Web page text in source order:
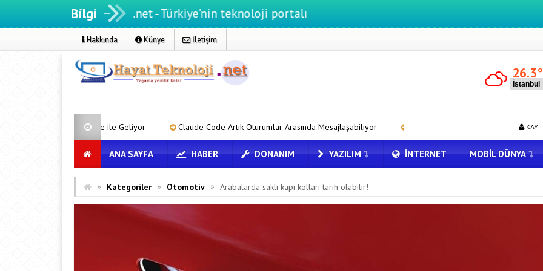
Bilgi- Türkiye'nin teknoloji portalı
Hakkında Künye İletişim
26.3
Claude Code Artık Oturumlar Arasında Mesajlaşabiliyor Google Pixel 11 Pro XL Türkiye’de Karaborsaya Düştü
ANA SAYFA HABER DONANIM YAZILIM İNTERNET MOBIL DÜNYA
» Kategoriler » Otomotiv » Arabalarda saklı kapı kolları tarih olabilir!